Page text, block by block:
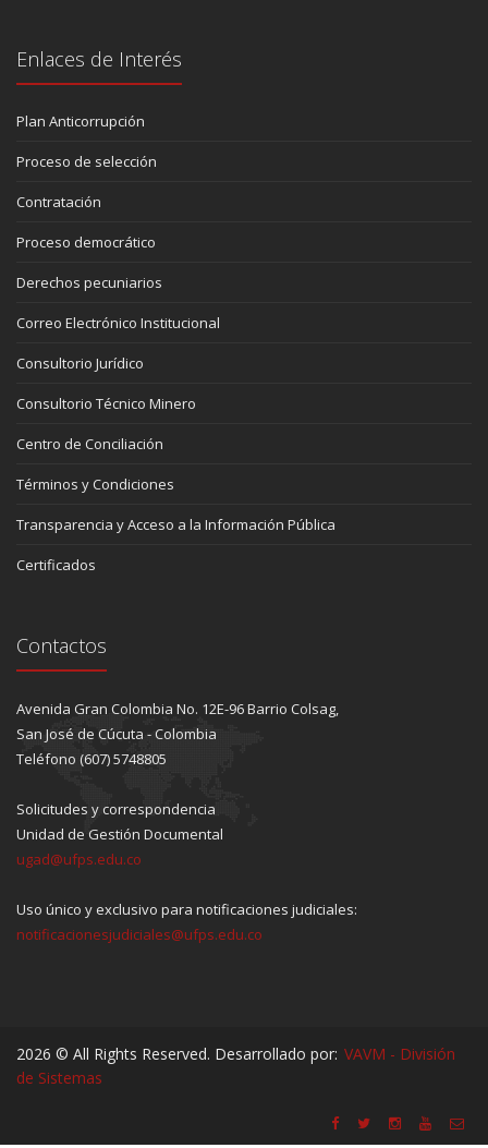
Enlaces de Interés
Plan Anticorrupción
Proceso de selección
Contratación
Proceso democrático
Derechos pecuniarios
Correo Electrónico Institucional
Consultorio Jurídico
Consultorio Técnico Minero
Centro de Conciliación
Términos y Condiciones
Transparencia y Acceso a la Información Pública
Certificados
Contactos
Avenida Gran Colombia No. 12E-96 Barrio Colsag,
San José de Cúcuta - Colombia
Teléfono (607) 5748805
Solicitudes y correspondencia
Unidad de Gestión Documental
ugad@ufps.edu.co
Uso único y exclusivo para notificaciones judiciales:
notificacionesjudiciales@ufps.edu.co
2026 © All Rights Reserved. Desarrollado por: VAVM - División
de Sistemas